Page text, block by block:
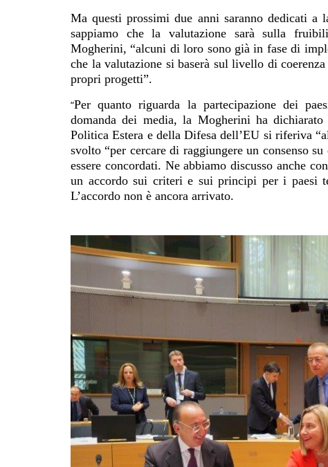
Ma questi prossimi due anni saranno dedicati a
sappiamo che la valutazione sarà sulla
Mogherini, “alcuni di loro sono già in fase di
che la valutazione si baserà sul livello di
propri progetti”.
“Per quanto riguarda la partecipazione dei
domanda dei media, la Mogherini ha
Politica Estera e della Difesa dell’EU si riferiva
svolto “per cercare di raggiungere un consenso
essere concordati. Ne abbiamo discusso anche
un accordo sui criteri e sui principi per i paesi
L’accordo non è ancora arrivato.